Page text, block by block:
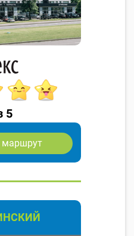
5
маршрут